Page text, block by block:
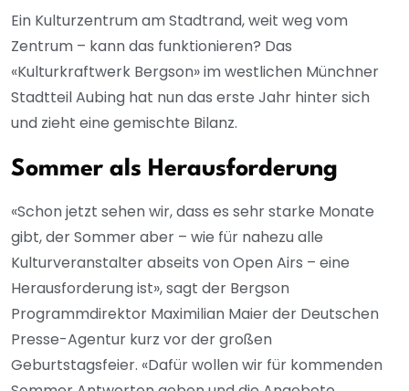
Ein Kulturzentrum am Stadtrand, weit weg vom
Zentrum – kann das funktionieren? Das
«Kulturkraftwerk Bergson» im westlichen Münchner
Stadtteil Aubing hat nun das erste Jahr hinter sich
und zieht eine gemischte Bilanz.
Sommer als Herausforderung
«Schon jetzt sehen wir, dass es sehr starke Monate
gibt, der Sommer aber – wie für nahezu alle
Kulturveranstalter abseits von Open Airs – eine
Herausforderung ist», sagt der Bergson
Programmdirektor Maximilian Maier der Deutschen
Presse-Agentur kurz vor der großen
Geburtstagsfeier. «Dafür wollen wir für kommenden